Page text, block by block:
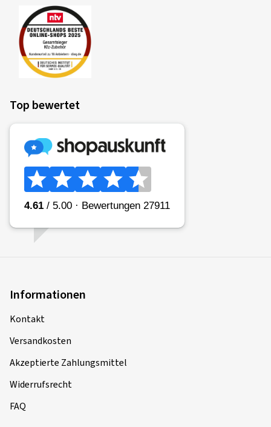
Top bewertet
Informationen
Kontakt
Versandkosten
Akzeptierte Zahlungsmittel
Widerrufsrecht
FAQ